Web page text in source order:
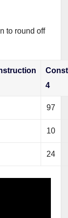
to round off
4
97
10
24